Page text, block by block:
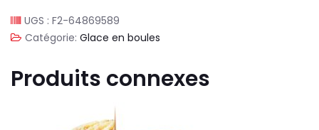
UGS : F2-64869589
Catégorie: Glace en boules
Produits connexes